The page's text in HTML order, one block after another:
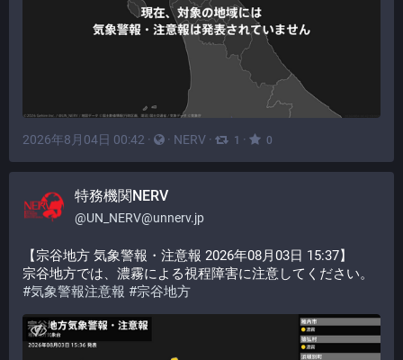
2026年8月04日 00:42 · · NERV · 1 · 0
特務機関NERV
@UN_NERV@unnerv.jp
【宗谷地方 気象警報・注意報 2026年08月03日 15:37】
宗谷地方では、濃霧による視程障害に注意してください。
#気象警報注意報 #宗谷地方